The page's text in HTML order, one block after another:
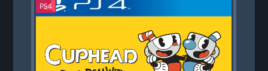
PS4